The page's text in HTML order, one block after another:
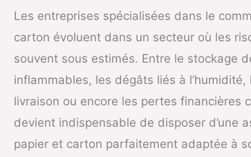
Les entreprises spécialisées dans le
carton évoluent dans un secteur où les
souvent sous estimés. Entre le stockage
inflammables, les dégâts liés à
livraison ou encore les pertes financières
devient indispensable de disposer d’une
papier et carton parfaitement adaptée à